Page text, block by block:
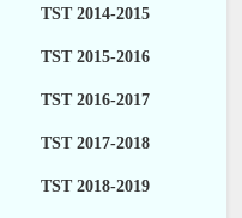
TST 2014-2015
TST 2015-2016
TST 2016-2017
TST 2017-2018
TST 2018-2019